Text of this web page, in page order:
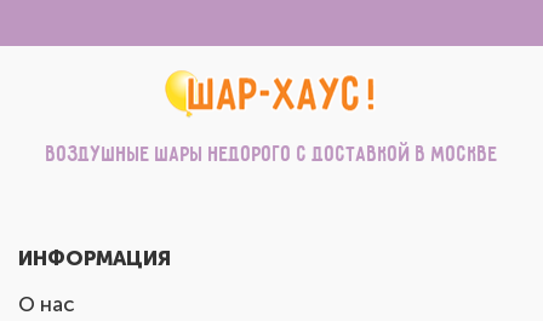
Воздушные шары недорого с доставкой в Москве
ИНФОРМАЦИЯ
О нас